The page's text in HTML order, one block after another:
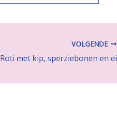
VOLGENDE
Roti met kip, sperziebonen en ei